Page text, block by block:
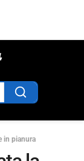
in pianura